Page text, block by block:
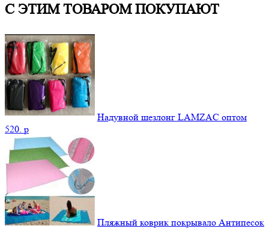
С ЭТИМ ТОВАРОМ ПОКУПАЮТ
Надувной шезлонг LAMZAC оптом
520. p
Пляжный коврик покрывало Антипесок